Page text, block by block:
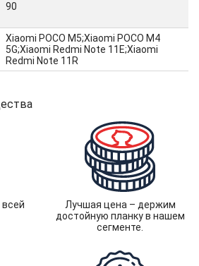
90
Xiaomi POCO M5;Xiaomi POCO M4
5G;Xiaomi Redmi Note 11E;Xiaomi
Redmi Note 11R
Лучшая цена – держим
достойную планку в нашем
сегменте.